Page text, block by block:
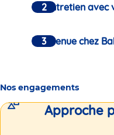
Un entretien avec
Bienvenue chez
Nos engagements
Approche